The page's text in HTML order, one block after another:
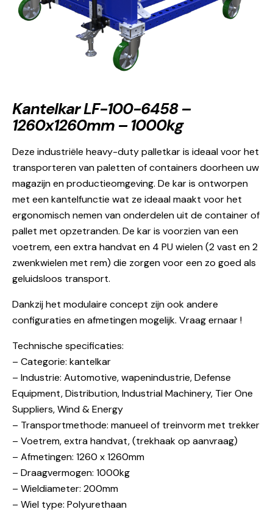
Kantelkar LF-100-6458 –
1260x1260mm – 1000kg
Deze industriële heavy-duty palletkar is ideaal voor het
transporteren van paletten of containers doorheen uw
magazijn en productieomgeving. De kar is ontworpen
met een kantelfunctie wat ze ideaal maakt voor het
ergonomisch nemen van onderdelen uit de container of
pallet met opzetranden. De kar is voorzien van een
voetrem, een extra handvat en 4 PU wielen (2 vast en 2
zwenkwielen met rem) die zorgen voor een zo goed als
geluidsloos transport.
Dankzij het modulaire concept zijn ook andere
configuraties en afmetingen mogelijk. Vraag ernaar !
Technische specificaties:
– Categorie: kantelkar
– Industrie: Automotive, wapenindustrie, Defense
Equipment, Distribution, Industrial Machinery, Tier One
Suppliers, Wind & Energy
– Transportmethode: manueel of treinvorm met trekker
– Voetrem, extra handvat, (trekhaak op aanvraag)
– Afmetingen: 1260 x 1260mm
– Draagvermogen: 1000kg
– Wieldiameter: 200mm
– Wiel type: Polyurethaan